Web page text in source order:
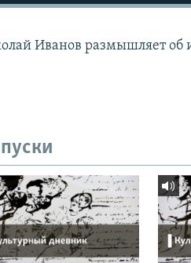
Иванов размышляет об